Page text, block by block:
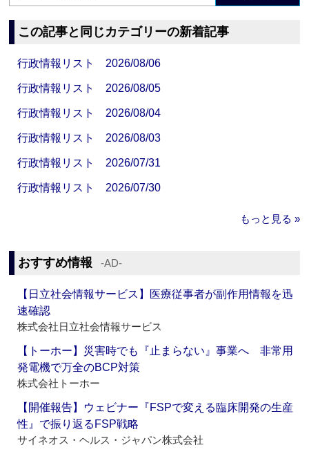
この記事と同じカテゴリーの新着記事
行政情報リスト 2026/08/06
行政情報リスト 2026/08/05
行政情報リスト 2026/08/04
行政情報リスト 2026/08/03
行政情報リスト 2026/07/31
行政情報リスト 2026/07/30
もっと見る »
おすすめ情報 ‐AD‐
【日立社会情報サービス】医療従事者が副作用情報を迅
速確認
株式会社日立社会情報サービス
【トーホー】災害時でも『止まらない』事業へ 非常用
発電機で万全のBCP対策
株式会社トーホー
【開催報告】ウェビナー『FSPで変える臨床開発の生産
性』で振り返るFSP戦略
サイネオス・ヘルス・ジャパン株式会社